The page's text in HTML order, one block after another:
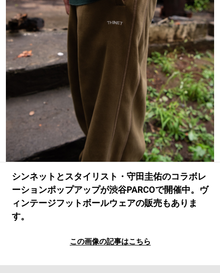
#Commune H #FOCUS IT #AH.H
#ととけん #FASHION #MUSIC #MOVIE
#LIFESTYLE #OUTDOOR
#SPORTS #HANDSOME HANDBOOK
シンネットとスタイリスト・守田圭佑のコラボレ
ーションポップアップが渋谷PARCOで開催中。ヴ
ィンテージフットボールウェアの販売もありま
す。
この画像の記事はこちら